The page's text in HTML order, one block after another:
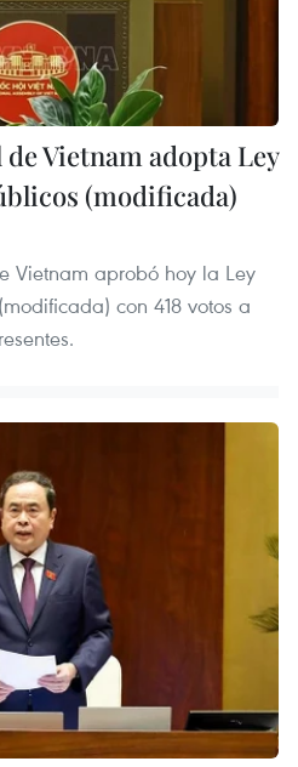
Vietnam adopta Ley
(modificada)
Vietnam aprobó hoy la Ley
con 418 votos a